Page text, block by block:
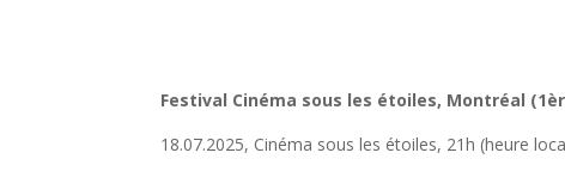
Festival Cinéma sous les étoiles, Montréal (
18.07.2025, Cinéma sous les étoiles, 21h (heure